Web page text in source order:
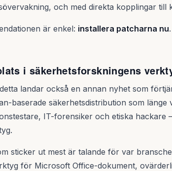
och med direkta kopplingar till
är enkel: installera patcharna nu
i säkerhetsforskningens
landar också en annan nyhet som
baserade säkerhetsdistribution som
IT-forensiker och etiska hackare
sticker ut mest är talande för var
för Microsoft Office-dokument,